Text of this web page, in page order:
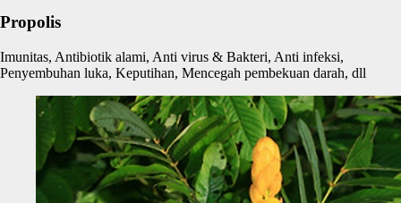
Propolis
Imunitas, Antibiotik alami, Anti virus & Bakteri, Anti infeksi,
Penyembuhan luka, Keputihan, Mencegah pembekuan darah, dll